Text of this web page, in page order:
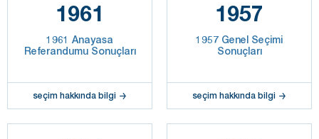
1961
1961 Anayasa
Referandumu Sonuçları
seçim hakkında bilgi
1957
1957 Genel Seçimi
Sonuçları
seçim hakkında bilgi